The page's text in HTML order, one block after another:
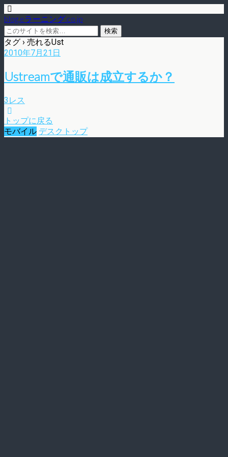
blog.eラーニング.co.jp
タグ › 売れるUst
2010年7月21日
Ustreamで通販は成立するか？
3レス
トップに戻る
モバイル デスクトップ